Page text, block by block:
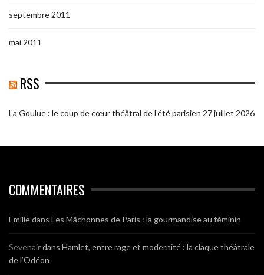
septembre 2011
mai 2011
RSS
La Goulue : le coup de cœur théâtral de l’été parisien 27 juillet 2026
COMMENTAIRES
Emiliedans Les Mâchonnes de Paris : la gourmandise au féminin
Sevenairdans Hamlet, entre rage et modernité : la claque théâtrale
de l’Odéon